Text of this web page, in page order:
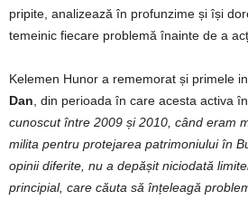
pripite, analizează în profunzime și își
temeinic fiecare problemă înainte de a
Kelemen Hunor a rememorat și primele
Dan , din perioada în care acesta activa în
cunoscut între 2009 și 2010, când eram
milita pentru protejarea patrimoniului în
opinii diferite, nu a depășit niciodată
principial, care căuta să înțeleagă